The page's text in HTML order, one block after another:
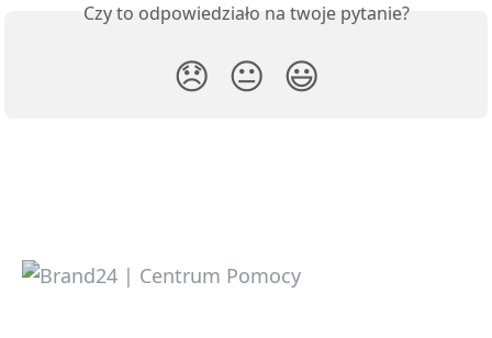
Czy to odpowiedziało na twoje pytanie?
😞 😐 😃